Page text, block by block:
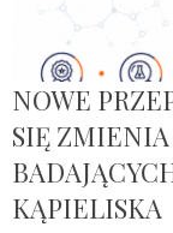
NOWE
SIĘ
KĄPIELISKA